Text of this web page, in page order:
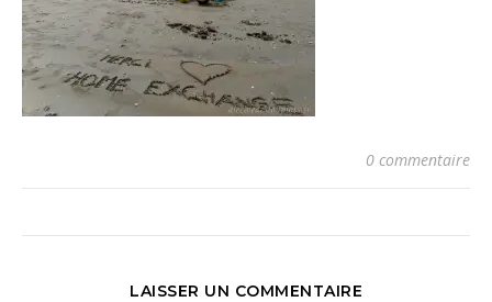
0 commentaire
LAISSER UN COMMENTAIRE